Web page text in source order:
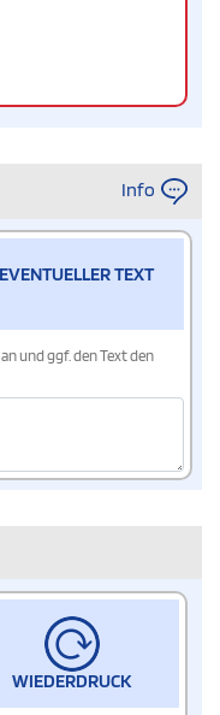
Info
TEXT
und ggf. den Text den
WIEDERDRUCK